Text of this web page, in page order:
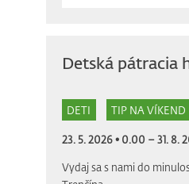
Detská pátracia
DETI TIP NA VÍKEND
23. 5. 2026 • 0.00 – 31. 8.
Vydaj sa s nami do